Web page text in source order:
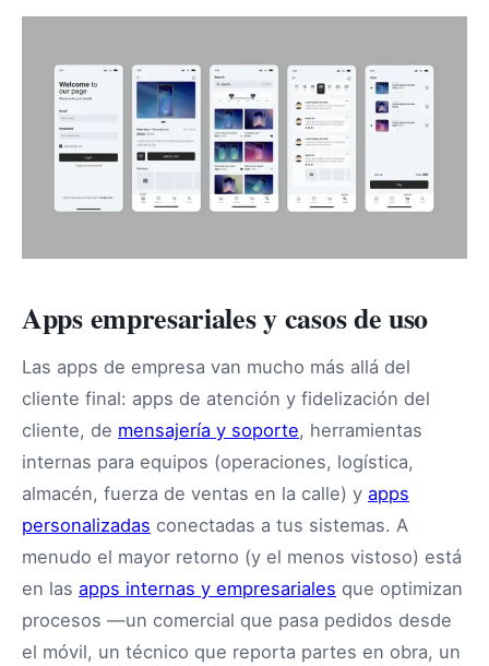
Apps empresariales y casos de uso
Las apps de empresa van mucho más allá del
cliente final: apps de atención y fidelización del
cliente, de mensajería y soporte, herramientas
internas para equipos (operaciones, logística,
almacén, fuerza de ventas en la calle) y apps
personalizadas conectadas a tus sistemas. A
menudo el mayor retorno (y el menos vistoso) está
en las apps internas y empresariales que optimizan
procesos —un comercial que pasa pedidos desde
el móvil, un técnico que reporta partes en obra, un